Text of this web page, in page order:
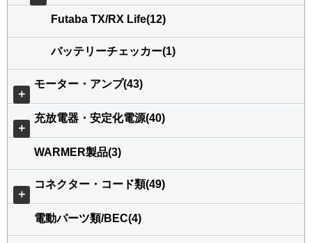
Futaba TX/RX Life(12)
バッテリーチェッカー(1)
＋
モーター・アンプ(43)
＋
充放電器・安定化電源(40)
WARMER製品(3)
＋
コネクター・コード類(49)
電動パーツ類/BEC(4)